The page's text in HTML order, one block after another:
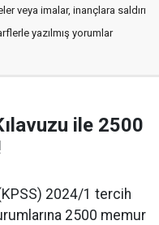
veya imalar, inançlara saldırı
yazılmış yorumlar
ile 2500
2024/1 tercih
2500 memur